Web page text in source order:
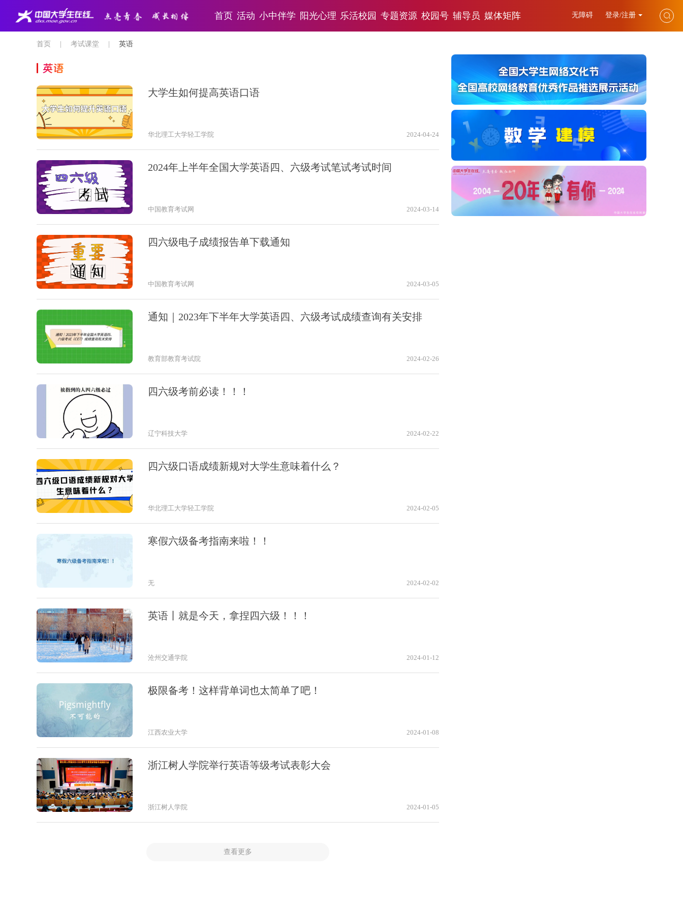
首页 活动 小中伴学 阳光心理 乐活校园 专题资源 校园号 辅导员 媒体矩阵 无障碍 登录/注册
首页 考试课堂 英语
英语
大学生如何提高英语口语
华北理工大学轻工学院 2024-04-24
2024年上半年全国大学英语四、六级考试笔试考试时间
中国教育考试网 2024-03-14
四六级电子成绩报告单下载通知
中国教育考试网 2024-03-05
通知｜2023年下半年大学英语四、六级考试成绩查询有关安排
教育部教育考试院 2024-02-26
四六级考前必读！！！
辽宁科技大学 2024-02-22
四六级口语成绩新规对大学生意味着什么？
华北理工大学轻工学院 2024-02-05
寒假六级备考指南来啦！！
无 2024-02-02
英语丨就是今天，拿捏四六级！！！
沧州交通学院 2024-01-12
极限备考！这样背单词也太简单了吧！
江西农业大学 2024-01-08
浙江树人学院举行英语等级考试表彰大会
浙江树人学院 2024-01-05
查看更多